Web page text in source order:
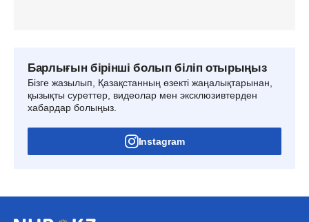
Барлығын бірінші болып біліп отырыңыз
Бізге жазылып, Қазақстанның өзекті жаңалықтарынан,
қызықты суреттер, видеолар мен эксклюзивтерден
хабардар болыңыз.
Instagram